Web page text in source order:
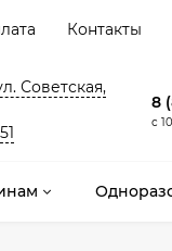
Контакты
Советская,
8
с